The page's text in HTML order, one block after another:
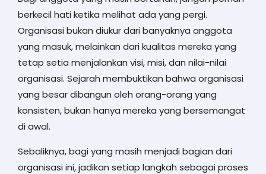
berkecil hati ketika melihat ada yang pergi.
Organisasi bukan diukur dari banyaknya anggota
yang masuk, melainkan dari kualitas mereka yang
tetap setia menjalankan visi, misi, dan nilai-nilai
organisasi. Sejarah membuktikan bahwa organisasi
yang besar dibangun oleh orang-orang yang
konsisten, bukan hanya mereka yang bersemangat
di awal.
Sebaliknya, bagi yang masih menjadi bagian dari
organisasi ini, jadikan setiap langkah sebagai proses